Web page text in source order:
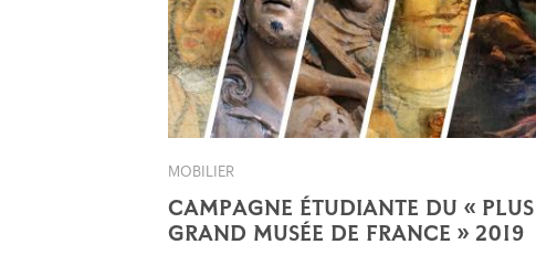
MOBILIER
CAMPAGNE ÉTUDIANTE DU « PLUS
GRAND MUSÉE DE FRANCE » 2019